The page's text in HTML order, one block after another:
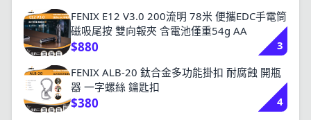
FENIX E12 V3.0 200流明 78米 便攜EDC手電筒
磁吸尾按 雙向報夾 含電池僅重54g AA
$880
3
FENIX ALB-20 鈦合金多功能掛扣 耐腐蝕 開瓶
器 一字螺絲 鑰匙扣
$380
4